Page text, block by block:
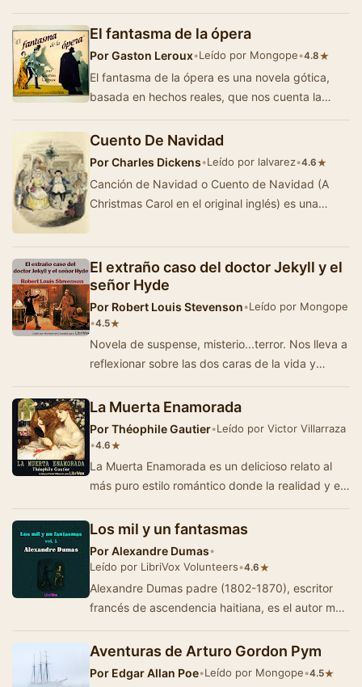
El fantasma de la ópera
PorGaston Leroux•Leído por Mongope•4.8★
El fantasma de la ópera es una novela gótica,
basada en hechos reales, que nos cuenta la
Cuento De Navidad
PorCharles Dickens•Leído por lalvarez•4.6★
Canción de Navidad o Cuento de Navidad (A
Christmas Carol en el original inglés) es una
El extraño caso del doctor Jekyll y el
señor Hyde
Por Robert Louis Stevenson•Leído por Mongope
•4.5★
Novela de suspense, misterio...terror. Nos lleva a
reflexionar sobre las dos caras de la vida y
La Muerta Enamorada
PorThéophile Gautier•Leído por Victor Villarraza
•4.6★
La Muerta Enamorada es un delicioso relato al
más puro estilo romántico donde la realidad y el
Los mil y un fantasmas
PorAlexandre Dumas•
Leído por LibriVox Volunteers•4.6★
Alexandre Dumas padre (1802-1870), escritor
francés de ascendencia haitiana, es el autor más
Aventuras de Arturo Gordon Pym
Por Edgar Allan Poe•Leído por Mongope•4.5★